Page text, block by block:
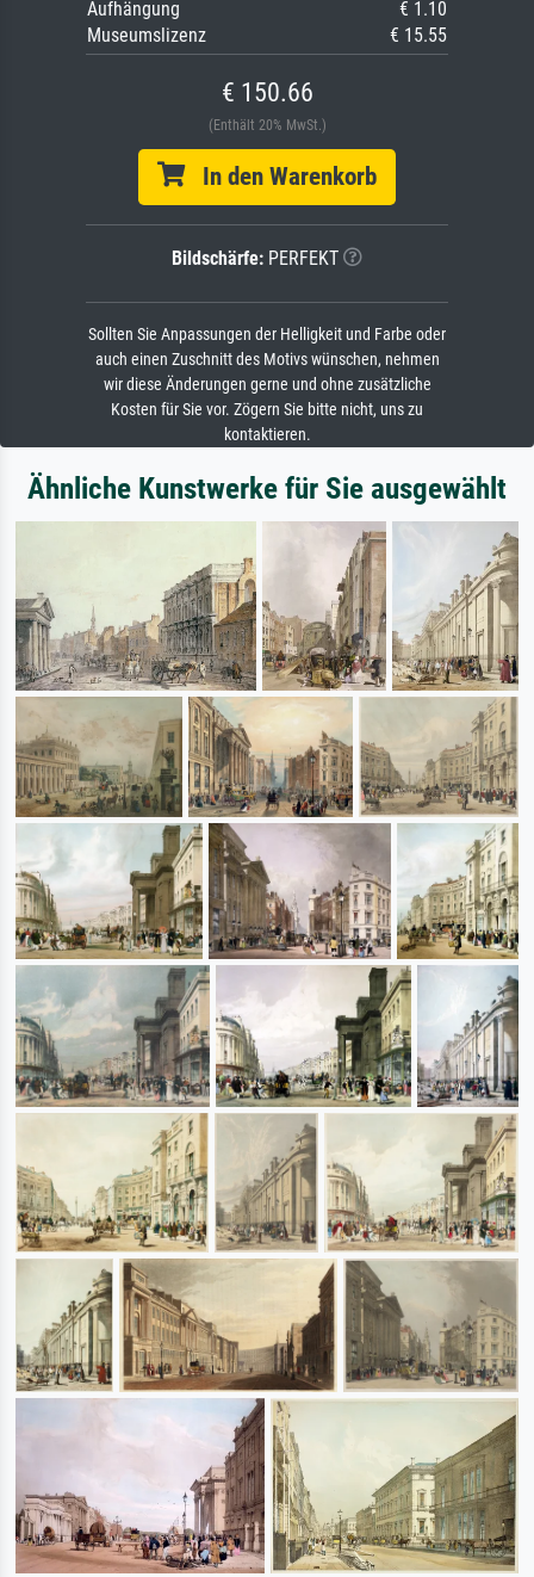
Aufhängung
€ 1.10
Museumslizenz
€ 15.55
€ 150.66
(Enthält 20% MwSt.)
In den Warenkorb
Bildschärfe: PERFEKT
Sollten Sie Anpassungen der Helligkeit und Farbe oder
auch einen Zuschnitt des Motivs wünschen, nehmen
wir diese Änderungen gerne und ohne zusätzliche
Kosten für Sie vor. Zögern Sie bitte nicht, uns zu
kontaktieren.
Ähnliche Kunstwerke für Sie ausgewählt